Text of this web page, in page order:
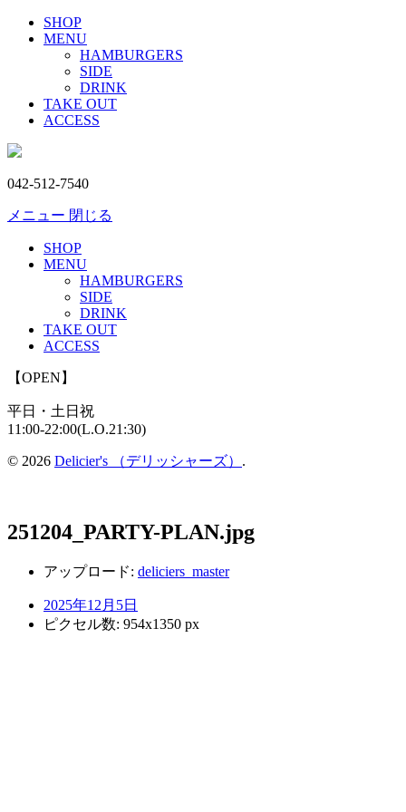
SHOP
MENU
HAMBURGERS
SIDE
DRINK
TAKE OUT
ACCESS
042-512-7540
メニュー 閉じる
SHOP
MENU
HAMBURGERS
SIDE
DRINK
TAKE OUT
ACCESS
【OPEN】
平日・土日祝
11:00-22:00(L.O.21:30)
© 2026 Delicier's （デリッシャーズ） .
251204_PARTY-PLAN.jpg
アップロード: deliciers_master
2025年12月5日
ピクセル数: 954x1350 px